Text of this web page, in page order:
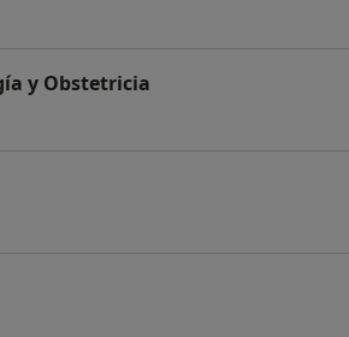
y Obstetricia